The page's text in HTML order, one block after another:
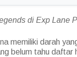
di Exp Lane
memiliki darah
belum tahu daftar